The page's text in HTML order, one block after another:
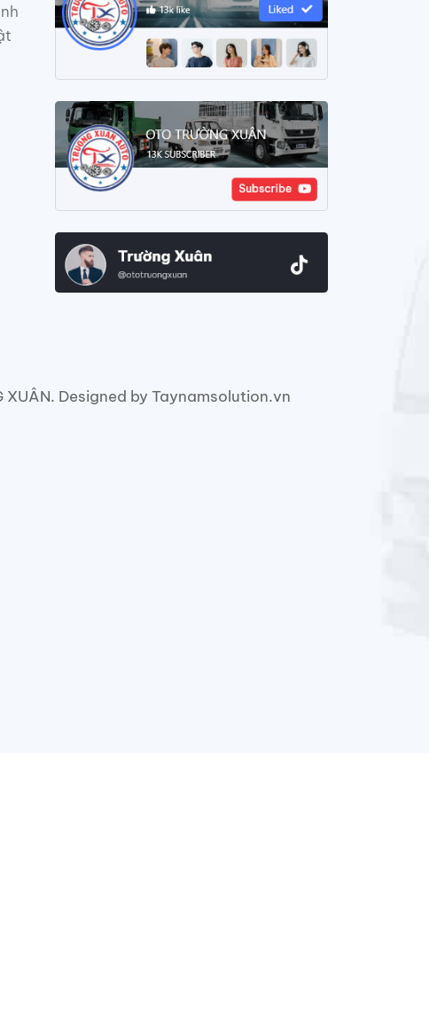
XUÂN. Designed by Taynamsolution.vn